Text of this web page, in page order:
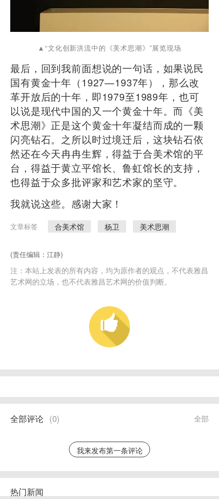
▲“文化创新洪流中的《美术思潮》”展览现场
最后，回到我前面想说的一句话，如果说民
国有黄金十年（1927—1937年），那么改
革开放后的十年，即1979至1989年，也可
以说是现代中国的又一个黄金十年。而《美
术思潮》正是这个黄金十年凝结而成的一颗
闪亮钻石。之所以时过境迁后，这块钻石依
然还在今天冉冉生辉，得益于合美术馆的平
台，得益于黄立平馆长、鲁虹馆长的支持，
也得益于众多批评家和艺术家的坚守。
我就说这些。感谢大家！
文章标签 合美术馆 杨卫 美术思潮
(责任编辑：江静)
注：本站上发表的所有内容，均为原作者的观点，不代表雅昌
艺术网的立场，也不代表雅昌艺术网的价值判断。
全部
全部评论 (0)
我来发布第一条评论
热门新闻